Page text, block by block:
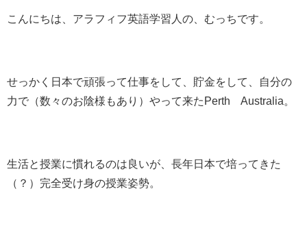
こんにちは、アラフィフ英語学習人の、むっちです。
せっかく日本で頑張って仕事をして、貯金をして、自分の
力で（数々のお陰様もあり）やって来たPerth Australia。
生活と授業に慣れるのは良いが、長年日本で培ってきた
（？）完全受け身の授業姿勢。